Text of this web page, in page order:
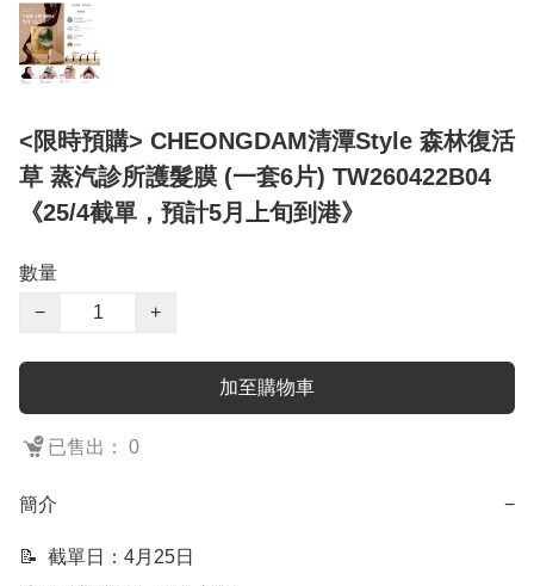
<限時預購> CHEONGDAM清潭Style 森林復活
草 蒸汽診所護髮膜 (一套6片) TW260422B04
《25/4截單，預計5月上旬到港》
數量
−
+
加至購物車
已售出： 0
簡介 −
📝  截單日：4月25日